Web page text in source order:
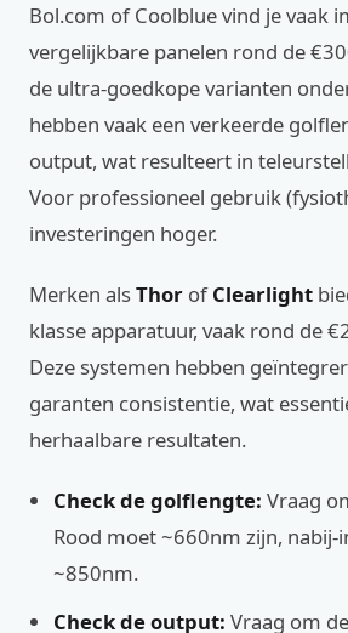
Bol.com of Coolblue vind je vaak
vergelijkbare panelen rond de
de ultra-goedkope varianten
hebben vaak een verkeerde
output, wat resulteert in
Voor professioneel gebruik
investeringen hoger.
Merken alsThor ofClearlight
klasse apparatuur, vaak rond de
Deze systemen hebben
garanten consistentie, wat
herhaalbare resultaten.
Check de golflengte: Vraag
Rood moet ~660nm zijn,
~850nm.
Check de output: Vraag om